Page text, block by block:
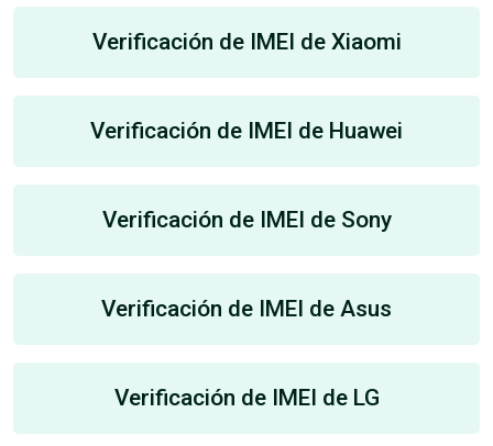
Verificación de IMEI de Xiaomi
Verificación de IMEI de Huawei
Verificación de IMEI de Sony
Verificación de IMEI de Asus
Verificación de IMEI de LG